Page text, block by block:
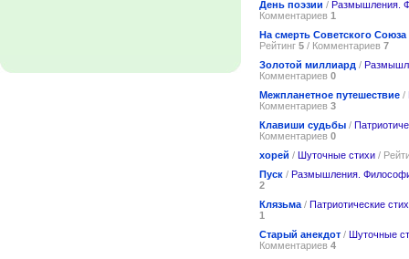
День поэзии / Размышления.
Комментариев 1
На смерть Советского Союза
Рейтинг 5 / Комментариев 7
Золотой миллиард /
Комментариев 0
Межпланетное путешествие /
Комментариев 3
Клавиши судьбы /
Комментариев 0
хорей / Шуточные стихи /
Пуск / Размышления.
2
Клязьма / Патриотические
1
Старый анекдот / Шуточные
Комментариев 4